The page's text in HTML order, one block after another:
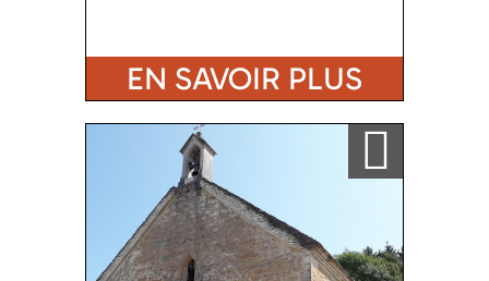
EN SAVOIR PLUS
Ajouter a ma sélection